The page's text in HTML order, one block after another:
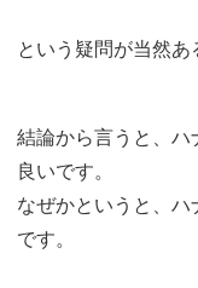
という疑問が当然あ
結論から言うと、
良いです。
なぜかというと、
です。